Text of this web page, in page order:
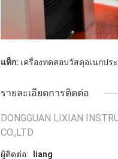
แท็ก: เครื่องทดสอบวัสดุอเนกปร
รายละเอียดการติดต่อ
DONGGUAN LIXIAN
CO.,LTD
ผู้ติดต่อ:
liang